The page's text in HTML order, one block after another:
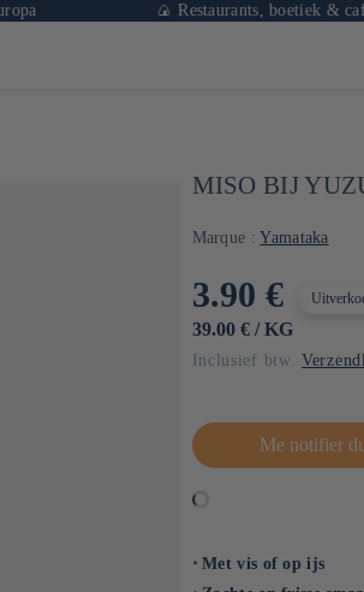
🍙 Restaurants, boetiek & café in
MISO BIJ
Marque : Yamataka
Normale
prijs
3.90 €
EENHEIDSPRIJS
39.00 € / PER
KG
Inclusief btw.
Me notifier
⋅ Met vis of op ijs